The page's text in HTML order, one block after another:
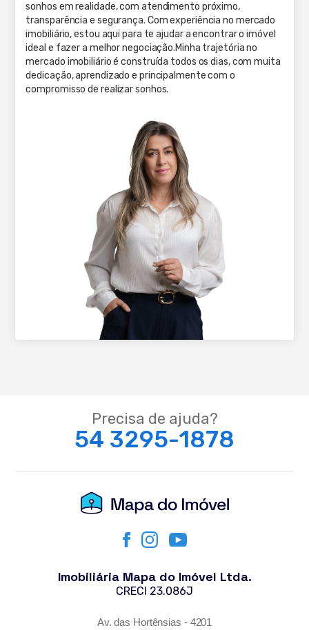
sonhos em realidade, com atendimento próximo,
transparência e segurança. Com experiência no mercado
imobiliário, estou aqui para te ajudar a encontrar o imóvel
ideal e fazer a melhor negociação.Minha trajetória no
mercado imobiliário é construída todos os dias, com muita
dedicação, aprendizado e principalmente com o
compromisso de realizar sonhos.
Precisa de ajuda?
54 3295-1878
Imobiliária Mapa do Imóvel Ltda.
CRECI 23.086J
Av. das Hortênsias - 4201